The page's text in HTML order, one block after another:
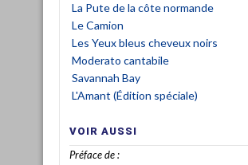
La Pute de la côte normande
Le Camion
Les Yeux bleus cheveux noirs
Moderato cantabile
Savannah Bay
L'Amant (Édition spéciale)
VOIR AUSSI
Préface de :